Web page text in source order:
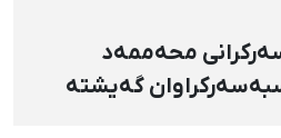
محەممەد
گەیشتە